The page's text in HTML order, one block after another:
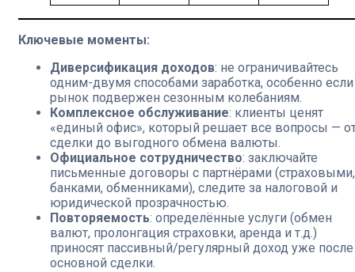
Ключевые моменты:
Диверсификация доходов: не ограничивайтесь
одним-двумя способами заработка, особенно если
рынок подвержен сезонным колебаниям.
Комплексное обслуживание: клиенты ценят
«единый офис», который решает все вопросы —
сделки до выгодного обмена валюты.
Официальное сотрудничество: заключайте
письменные договоры с партнёрами (страховыми,
банками, обменниками), следите за налоговой и
юридической прозрачностью.
Повторяемость: определённые услуги (обмен
валют, пролонгация страховки, аренда и т.д.)
приносят пассивный/регулярный доход уже после
основной сделки.